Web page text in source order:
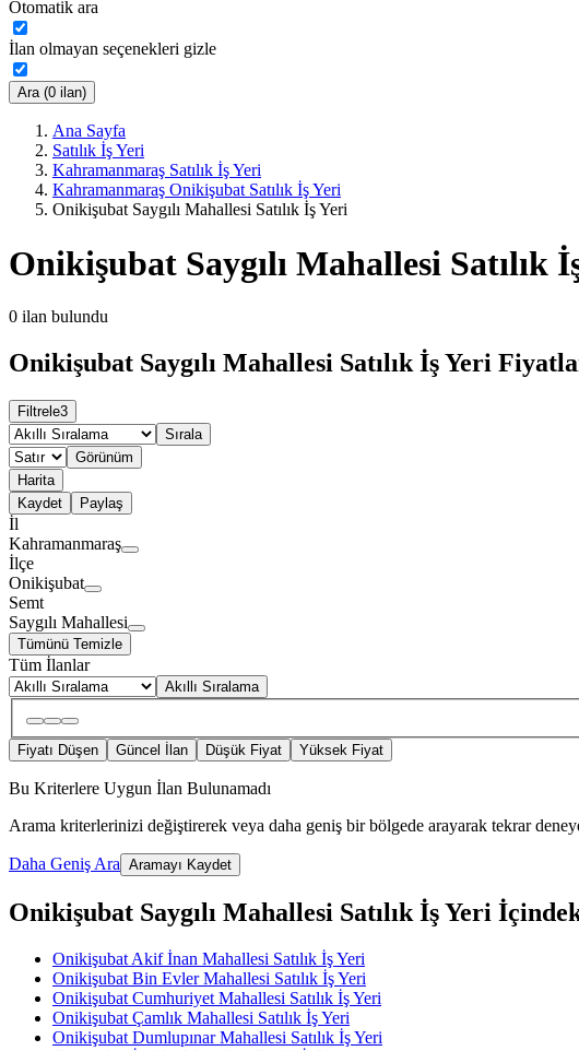
Otomatik ara
İlan olmayan seçenekleri gizle
Ara (0 ilan)
Ana Sayfa
Satılık İş Yeri
Kahramanmaraş Satılık İş Yeri
Kahramanmaraş Onikişubat Satılık İş Yeri
Onikişubat Saygılı Mahallesi Satılık İş Yeri
Onikişubat Saygılı Mahallesi Satılık
0 ilan bulundu
Onikişubat Saygılı Mahallesi Satılık İş Yeri
Filtrele3
Sırala
Görünüm
Harita
Kaydet
Paylaş
İl
Kahramanmaraş
İlçe
Onikişubat
Semt
Saygılı Mahallesi
Tümünü Temizle
Tüm İlanlar
Akıllı Sıralama
Fiyatı Düşen Güncel İlan Düşük Fiyat Yüksek Fiyat
Bu Kriterlere Uygun İlan Bulunamadı
Arama kriterlerinizi değiştirerek veya daha geniş bir bölgede arayarak tekrar
Daha Geniş Ara Aramayı Kaydet
Onikişubat Saygılı Mahallesi Satılık İş Yeri
Onikişubat Akif İnan Mahallesi Satılık İş Yeri
Onikişubat Bin Evler Mahallesi Satılık İş Yeri
Onikişubat Cumhuriyet Mahallesi Satılık İş Yeri
Onikişubat Çamlık Mahallesi Satılık İş Yeri
Onikişubat Dumlupınar Mahallesi Satılık İş Yeri